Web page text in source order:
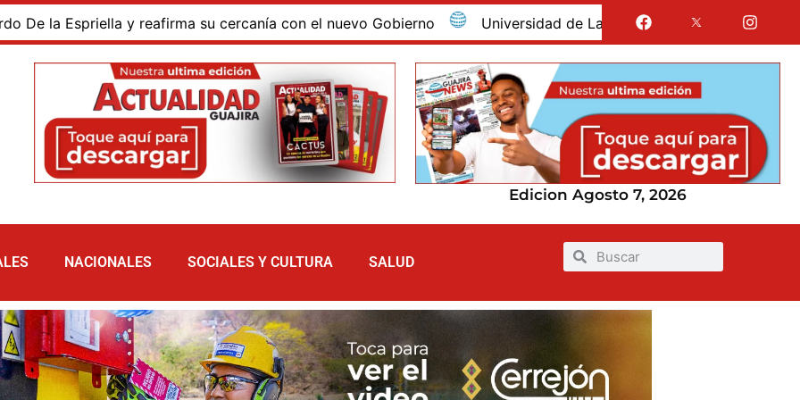
y reafirma su cercanía con el nuevo Gobierno Universidad de La Guajira celebró la obtención del
Edicion Agosto 7, 2026
NACIONALES SOCIALES Y CULTURA SALUD